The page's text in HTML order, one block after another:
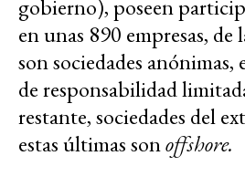
gobierno), poseen
en unas 890 empresas, de
son sociedades anónimas,
de responsabilidad
restante, sociedades del
estas últimas sonoffshore.